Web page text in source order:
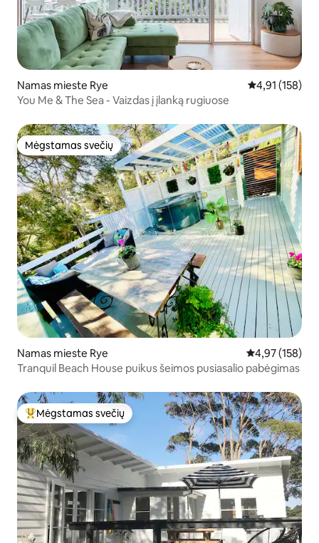
Namas mieste Rye Vidutinis
4,91 (158)
You Me & The Sea - Vaizdas į įlanką rugiuose
Mėgstamas svečių
Mėgstamas svečių
Namas mieste Rye Vidutinis
4,97 (158)
Tranquil Beach House puikus šeimos pusiasalio pabėgimas
Svečių mėgstamiausias
Mėgstamas svečių